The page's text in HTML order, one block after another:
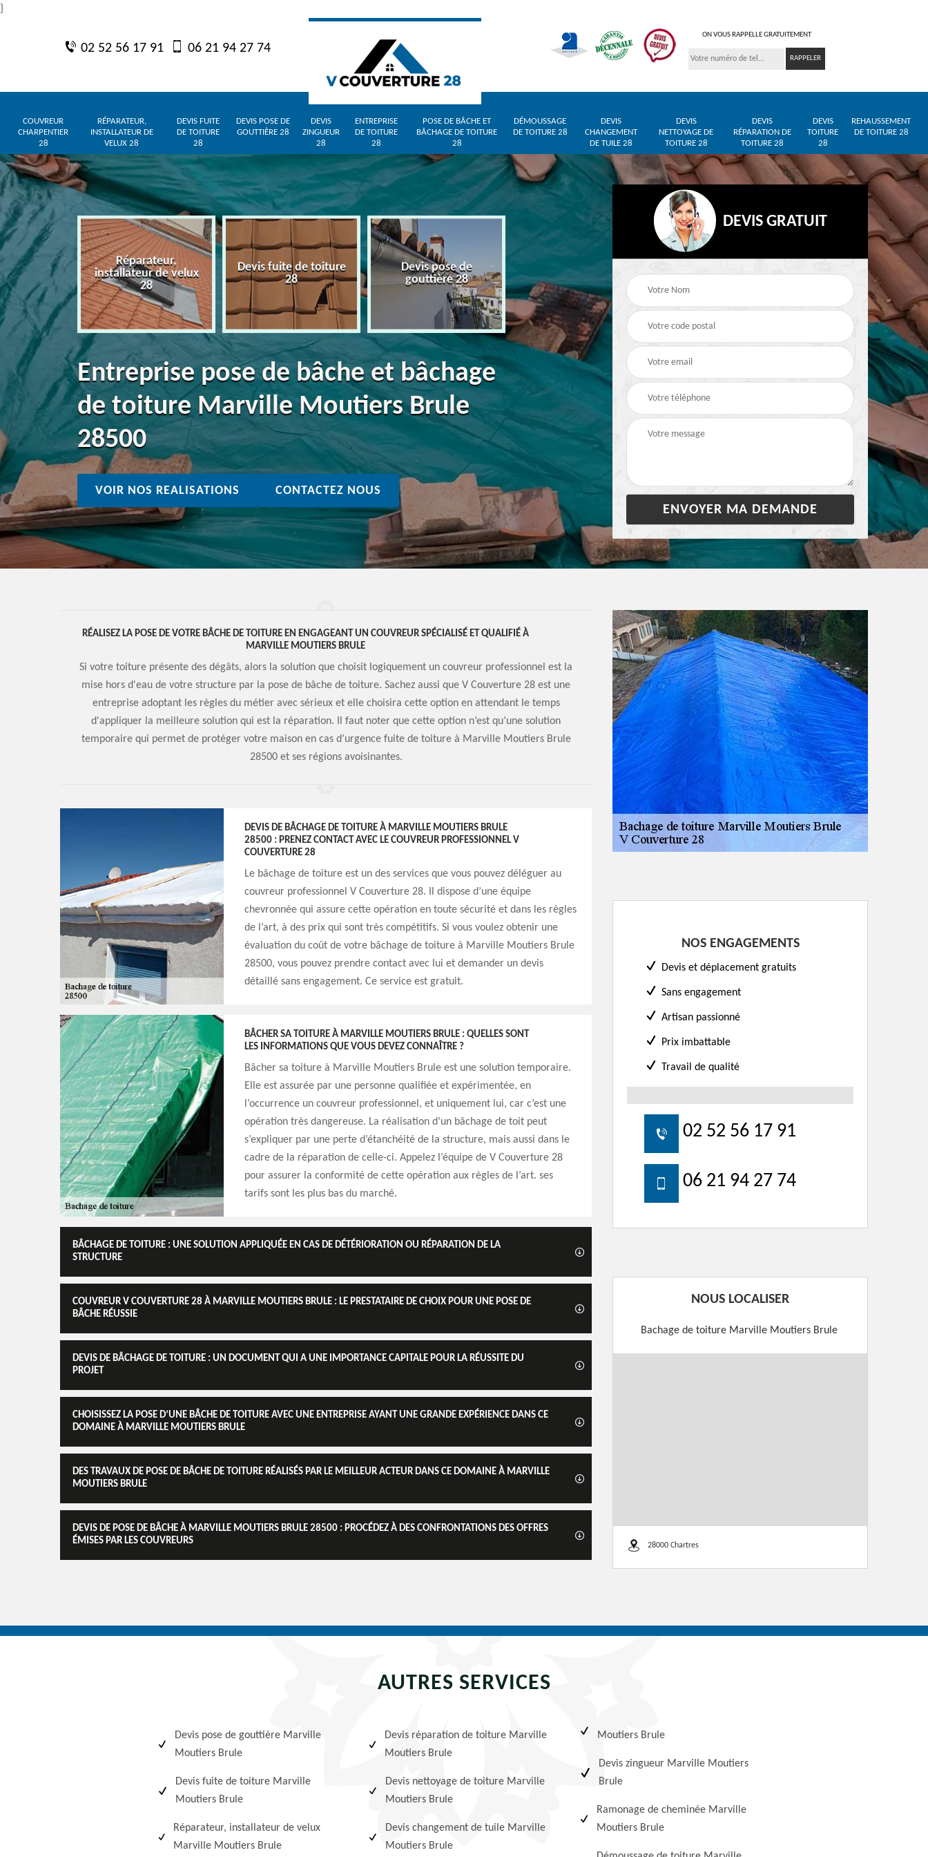
}
02 52 56 17 91 06 21 94 27 74
ON VOUS RAPPELLE GRATUITEMENT
COUVREUR
CHARPENTIER
28
RÉPARATEUR,
INSTALLATEUR DE
VELUX 28
DEVIS FUITE
DE TOITURE
28
DEVIS POSE DE
GOUTTIÈRE 28
DEVIS
ZINGUEUR
28
ENTREPRISE
DE TOITURE
28
POSE DE BÂCHE ET
BÂCHAGE DE TOITURE
28
DÉMOUSSAGE
DE TOITURE 28
DEVIS
CHANGEMENT
DE TUILE 28
DEVIS
NETTOYAGE DE
TOITURE 28
DEVIS
RÉPARATION DE
TOITURE 28
DEVIS
TOITURE
28
REHAUSSEMENT
DE TOITURE 28
Réparateur,
installateur de velux
28
Devis fuite de toiture
28
Devis pose de
gouttière 28
Devis zingueur 28
Pose de bâche et
bâchage de toiture 28
Entreprise pose de bâche et bâchage
de toiture Marville Moutiers Brule
28500
VOIR NOS REALISATIONS CONTACTEZ NOUS
DEVIS GRATUIT
RÉALISEZ LA POSE DE VOTRE BÂCHE DE TOITURE EN ENGAGEANT UN COUVREUR SPÉCIALISÉ ET QUALIFIÉ À
MARVILLE MOUTIERS BRULE
Si votre toiture présente des dégâts, alors la solution que choisit logiquement un couvreur professionnel est la
mise hors d'eau de votre structure par la pose de bâche de toiture. Sachez aussi que V Couverture 28 est une
entreprise adoptant les règles du métier avec sérieux et elle choisira cette option en attendant le temps
d'appliquer la meilleure solution qui est la réparation. Il faut noter que cette option n’est qu’une solution
temporaire qui permet de protéger votre maison en cas d’urgence fuite de toiture à Marville Moutiers Brule
28500 et ses régions avoisinantes.
DEVIS DE BÂCHAGE DE TOITURE À MARVILLE MOUTIERS BRULE
28500 : PRENEZ CONTACT AVEC LE COUVREUR PROFESSIONNEL V
COUVERTURE 28
Le bâchage de toiture est un des services que vous pouvez déléguer au
couvreur professionnel V Couverture 28. Il dispose d’une équipe
chevronnée qui assure cette opération en toute sécurité et dans les règles
de l’art, à des prix qui sont très compétitifs. Si vous voulez obtenir une
évaluation du coût de votre bâchage de toiture à Marville Moutiers Brule
28500, vous pouvez prendre contact avec lui et demander un devis
détaillé sans engagement. Ce service est gratuit.
BÂCHER SA TOITURE À MARVILLE MOUTIERS BRULE : QUELLES SONT
LES INFORMATIONS QUE VOUS DEVEZ CONNAÎTRE ?
Bâcher sa toiture à Marville Moutiers Brule est une solution temporaire.
Elle est assurée par une personne qualifiée et expérimentée, en
l’occurrence un couvreur professionnel, et uniquement lui, car c’est une
opération très dangereuse. La réalisation d’un bâchage de toit peut
s’expliquer par une perte d’étanchéité de la structure, mais aussi dans le
cadre de la réparation de celle-ci. Appelez l’équipe de V Couverture 28
pour assurer la conformité de cette opération aux règles de l’art. ses
tarifs sont les plus bas du marché.
BÂCHAGE DE TOITURE : UNE SOLUTION APPLIQUÉE EN CAS DE DÉTÉRIORATION OU RÉPARATION DE LA
STRUCTURE
COUVREUR V COUVERTURE 28 À MARVILLE MOUTIERS BRULE : LE PRESTATAIRE DE CHOIX POUR UNE POSE DE
BÂCHE RÉUSSIE
DEVIS DE BÂCHAGE DE TOITURE : UN DOCUMENT QUI A UNE IMPORTANCE CAPITALE POUR LA RÉUSSITE DU
PROJET
CHOISISSEZ LA POSE D’UNE BÂCHE DE TOITURE AVEC UNE ENTREPRISE AYANT UNE GRANDE EXPÉRIENCE DANS CE
DOMAINE À MARVILLE MOUTIERS BRULE
DES TRAVAUX DE POSE DE BÂCHE DE TOITURE RÉALISÉS PAR LE MEILLEUR ACTEUR DANS CE DOMAINE À MARVILLE
MOUTIERS BRULE
DEVIS DE POSE DE BÂCHE À MARVILLE MOUTIERS BRULE 28500 : PROCÉDEZ À DES CONFRONTATIONS DES OFFRES
ÉMISES PAR LES COUVREURS
NOS ENGAGEMENTS
Devis et déplacement gratuits
Sans engagement
Artisan passionné
Prix imbattable
Travail de qualité
02 52 56 17 91
06 21 94 27 74
NOUS LOCALISER
Bachage de toiture Marville Moutiers Brule
28000 Chartres
AUTRES SERVICES
Devis pose de gouttière Marville
Moutiers Brule
Devis fuite de toiture Marville
Moutiers Brule
Réparateur, installateur de velux
Marville Moutiers Brule
Devis réparation de toiture Marville
Moutiers Brule
Devis nettoyage de toiture Marville
Moutiers Brule
Devis changement de tuile Marville
Moutiers Brule
Moutiers Brule
Devis zingueur Marville Moutiers
Brule
Ramonage de cheminée Marville
Moutiers Brule